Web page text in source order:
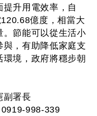
升用電效率，自
億度，相當大
。節能可以從生活小
，有助降低家庭支
境，政府將穩步朝
副署長
998-339